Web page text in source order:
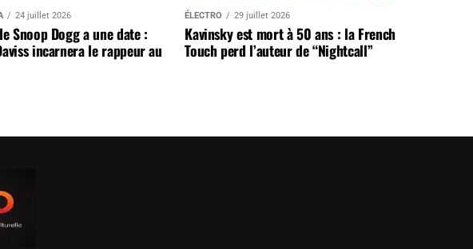
24 juillet 2026
Snoop Dogg a une date :
incarnera le rappeur au
ÉLECTRO 29 juillet 2026
Kavinsky est mort à 50 ans : la French
Touch perd l’auteur de “Nightcall”